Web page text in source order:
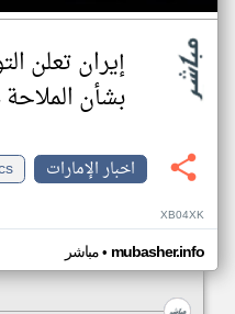
إيران تعلن
بشأن
اخبار الإمارات
XB04XK
مباشر• mubasher.info